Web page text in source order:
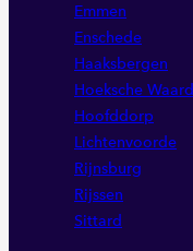
Emmen
Enschede
Haaksbergen
Hoeksche Waard
Hoofddorp
Lichtenvoorde
Rijnsburg
Rijssen
Sittard